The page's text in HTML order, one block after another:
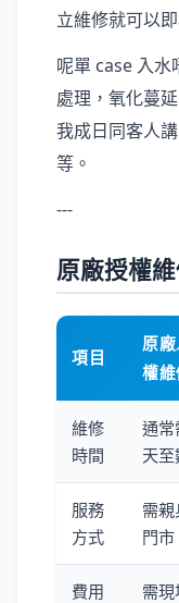
立維修就可以
呢單 case 入
處理，氧化蔓
我成日同客人
等。
---
原廠授權
項目
原
權
維修
時間
通常
天至
服務
方式
需
門市
費用
需